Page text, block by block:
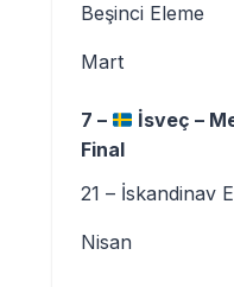
Beşinci Eleme
Mart
7 –
İsveç –
Final
21 – İskandinav
Nisan